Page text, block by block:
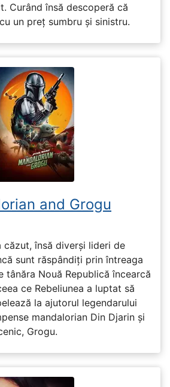
Curând însă descoperă că
un preț sumbru și sinistru.
and Grogu
căzut, însă diverși lideri de
sunt răspândiți prin întreaga
tânăra Nouă Republică încearcă
ce Rebeliunea a luptat să
la ajutorul legendarului
mandalorian Din Djarin și
Grogu.